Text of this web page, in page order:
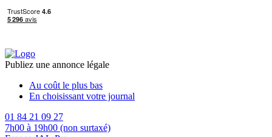
Publiez une annonce légale
Au coût le plus bas
En choisissant votre journal
01 84 21 09 27
7h00 à 19h00 (non surtaxé)